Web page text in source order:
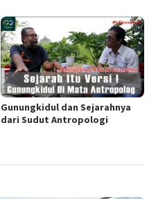
Gunungkidul dan Sejarahnya
dari Sudut Antropologi